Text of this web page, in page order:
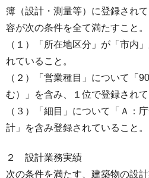
簿（設計・測量等）に登録され
容が次の条件を全て満たすこと。
（１）「所在地区分」が「市内
れていること。
（２）「営業種目」について「
む）」を含み、１位で登録されて
（３）「細目」について「Ａ：
計」を含み登録されていること。
２ 設計業務実績
次の条件を満たす、建築物の設